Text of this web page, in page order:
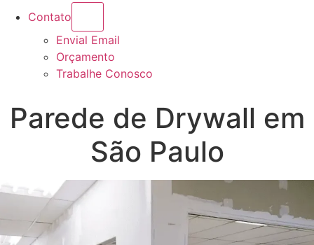
Contato
Envial Email
Orçamento
Trabalhe Conosco
Parede de Drywall em
São Paulo